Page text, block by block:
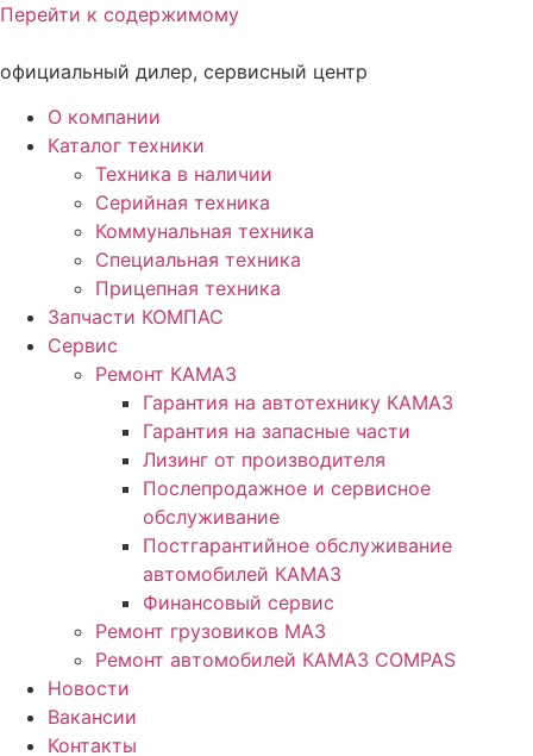
Перейти к содержимому
официальный дилер, сервисный центр
О компании
Каталог техники
Техника в наличии
Серийная техника
Коммунальная техника
Специальная техника
Прицепная техника
Запчасти КОМПАС
Сервис
Ремонт КАМАЗ
Гарантия на автотехнику КАМАЗ
Гарантия на запасные части
Лизинг от производителя
Послепродажное и сервисное
обслуживание
Постгарантийное обслуживание
автомобилей КАМАЗ
Финансовый сервис
Ремонт грузовиков МАЗ
Ремонт автомобилей КАМАЗ COMPAS
Новости
Вакансии
Контакты